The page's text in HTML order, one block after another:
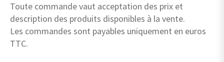
Toute commande vaut acceptation des prix et
description des produits disponibles à la vente.
Les commandes sont payables uniquement en euros
TTC.